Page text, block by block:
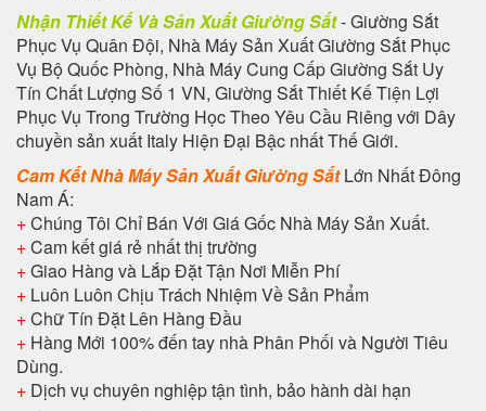
Nhận Thiết Kế Và Sản Xuất Giường Sắt- Giường Sắt
Phục Vụ Quân Đội, Nhà Máy Sản Xuất Giường Sắt Phục
Vụ Bộ Quốc Phòng, Nhà Máy Cung Cấp Giường Sắt Uy
Tín Chất Lượng Số 1 VN, Giường Sắt Thiết Kế Tiện Lợi
Phục Vụ Trong Trường Học Theo Yêu Cầu Riêng với Dây
chuyền sản xuất Italy Hiện Đại Bậc nhất Thế Giới.
Cam Kết Nhà Máy Sản Xuất Giường SắtLớn Nhất Đông
Nam Á:
+Chúng Tôi Chỉ Bán Với Giá Gốc Nhà Máy Sản Xuất.
+Cam kết giá rẻ nhất thị trường
+Giao Hàng và Lắp Đặt Tận Nơi Miễn Phí
+ Luôn Luôn Chịu Trách Nhiệm Về Sản Phẩm
+Chữ Tín Đặt Lên Hàng Đầu
+ Hàng Mới 100% đến tay nhà Phân Phối và Người Tiêu
Dùng.
+ Dịch vụ chuyên nghiệp tận tình, bảo hành dài hạn